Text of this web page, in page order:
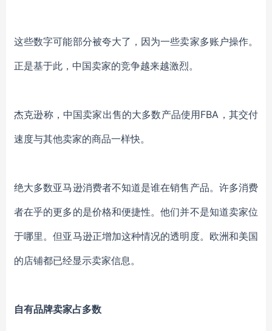
这些数字可能部分被夸大了，因为一些卖家多账户操作。
正是基于此， 中国卖家的竞争越来越激烈。
杰克逊称， 中国卖家出售的大多数产品使用FBA ，其交付
速度与其他卖家的商品一样快。
绝大多数亚马逊消费者不知道是谁在销售产品。许多消费
者在乎的更多的是价格和便捷性。他们并不是知道卖家位
于哪里。但亚马逊正增加这种情况的透明度。 欧洲和美国
的店铺都已经显示卖家信息。
自有品牌卖家占多数